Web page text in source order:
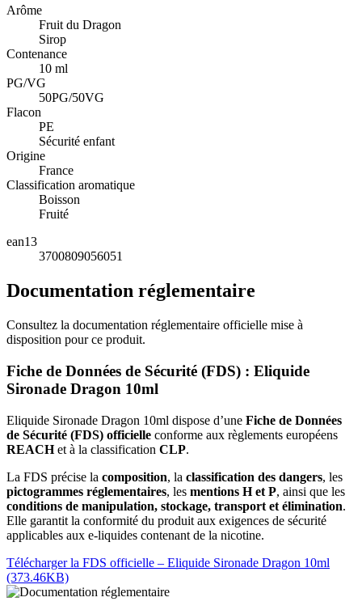
Arôme
Fruit du Dragon
Sirop
Contenance
10 ml
PG/VG
50PG/50VG
Flacon
PE
Sécurité enfant
Origine
France
Classification aromatique
Boisson
Fruité
ean13
3700809056051
Documentation réglementaire
Consultez la documentation réglementaire officielle mise à
disposition pour ce produit.
Fiche de Données de Sécurité (FDS) : Eliquide
Sironade Dragon 10ml
Eliquide Sironade Dragon 10ml dispose d’une Fiche de Données
de Sécurité (FDS) officielle conforme aux règlements européens
REACHet à la classification CLP.
La FDS précise la composition, la classification des dangers, les
pictogrammes réglementaires, les mentions H et P, ainsi que les
conditions de manipulation, stockage, transport et élimination.
Elle garantit la conformité du produit aux exigences de sécurité
applicables aux e-liquides contenant de la nicotine.
Télécharger la FDS officielle – Eliquide Sironade Dragon 10ml
(373.46KB)